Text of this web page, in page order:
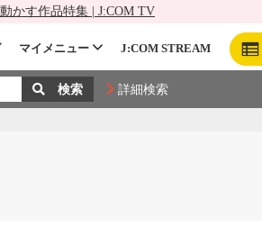
かす作品特集 | J:COM TV
マイメニュー J:COM STREAM
詳細検索